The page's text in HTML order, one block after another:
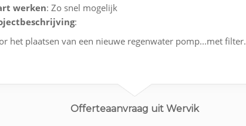
werken: Zo snel mogelijk
:
het plaatsen van een nieuwe regenwater pomp...met filter.
Offerteaanvraag uit Wervik